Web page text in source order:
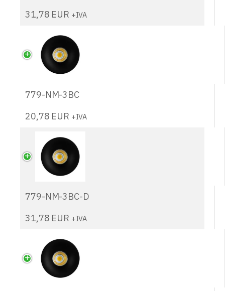
31,78 EUR +IVA
779-NM-3BC
20,78 EUR +IVA
779-NM-3BC-D
31,78 EUR +IVA